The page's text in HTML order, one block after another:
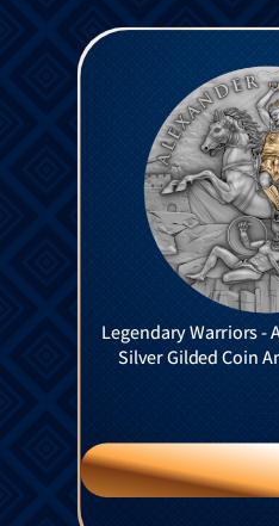
Legendary Warriors -
Silver Gilded Coin